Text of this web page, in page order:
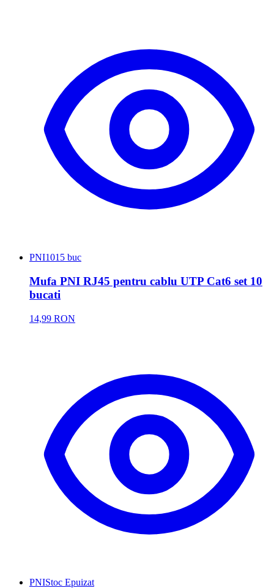
PNI1015 buc
Mufa PNI RJ45 pentru cablu UTP Cat6 set 10
bucati
14,99 RON
PNIStoc Epuizat